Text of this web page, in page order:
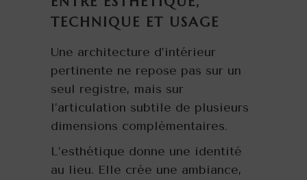
TECHNIQUE ET USAGE
Une architecture d’intérieur
pertinente ne repose pas sur un
seul registre, mais sur
l’articulation subtile de plusieurs
dimensions complémentaires.
L’esthétique donne une identité
au lieu. Elle crée une ambiance,